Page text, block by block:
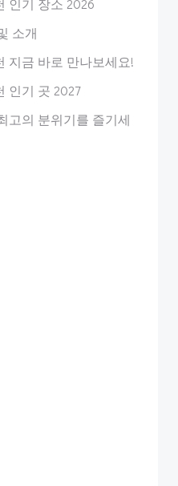
인기 장소 2026
소개
지금 바로 만나보세요!
인기 곳 2027
고의 분위기를 즐기세